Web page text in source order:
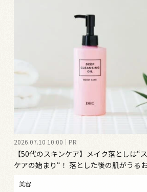
2026.07.10 10:00 PR
【50代のスキンケア】メイク落としは“
ケアの始まり“！ 落とした後の肌がうる
美容